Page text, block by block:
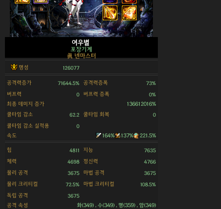
여우별
포장기계
眞 넨마스터
명성 126077
공격력증가 71644.5% 공격력증폭 73%
버프력 0 버프력 증폭 0%
최종 데미지 증가
136612016%
쿨타임 감소
62.2 쿨타임 회복 0
쿨타임 감소 실적용 0
속도 164% 137% 221.5%
힘 4811 지능 7635
체력 4698 정신력 4766
물리 공격 3675 마법 공격 3675
물리 크리티컬 72.5% 마법 크리티컬 108.5%
독립 공격 3675
공격 속성
화(349) , 수(349) , 명(359) , 암(349)